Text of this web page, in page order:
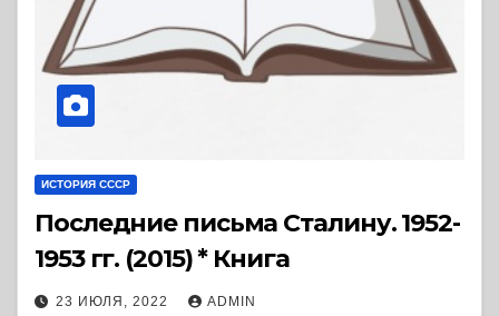
ИСТОРИЯ СССР
Последние письма Сталину. 1952-
1953 гг. (2015) * Книга
23 ИЮЛЯ, 2022 ADMIN